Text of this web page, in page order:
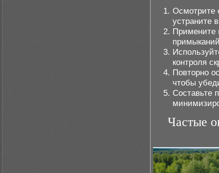
Осмотрите
устраните
Примените
контроля
Повторно
чтобы
Составьте
Частые